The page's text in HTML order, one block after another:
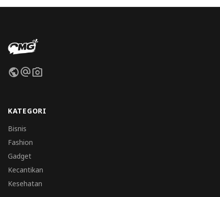
publicalternate_emailphoto_camera
KATEGORI
Bisnis
Fashion
Gadget
Kecantikan
Kesehatan